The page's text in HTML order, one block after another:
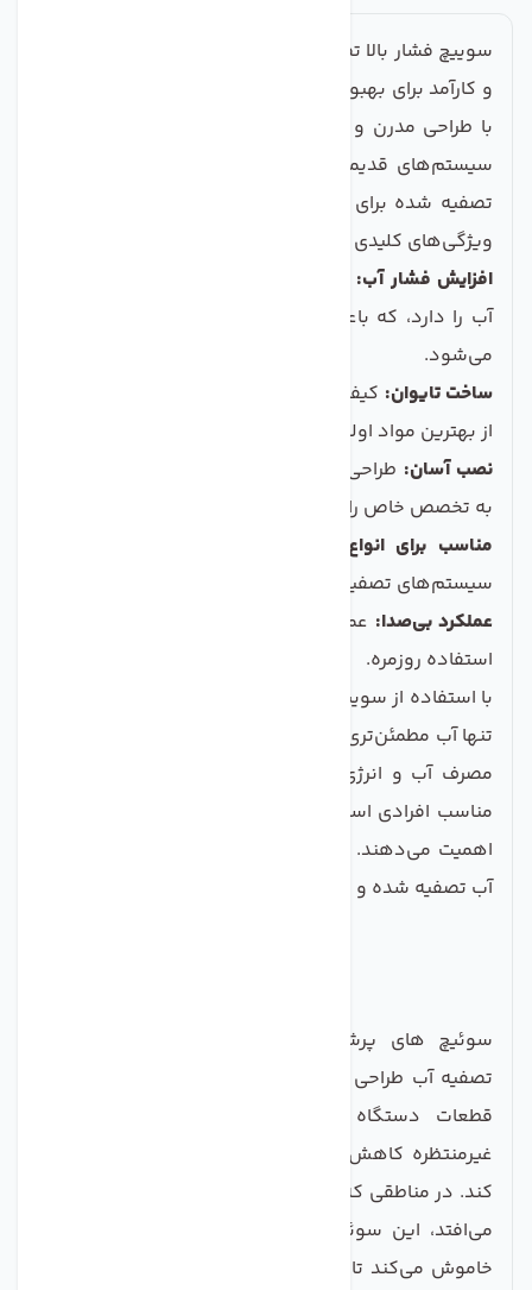
سوییچ فشار بالا تصفیه کننده آب تایوان، یک راه‌حل نوین
و کارآمد برای بهبود کیفیت آب شرب شماست. این سوییچ
با طراحی مدرن و تکنولوژی پیشرفته، به راحتی جایگزین
سیستم‌های قدیمی و ناکارآمد می‌شود و از آب سالم و
تصفیه شده برای خانواده‌ی شما اطمینان حاصل می‌کند.
ویژگی‌های کلیدی این محصول شامل موارد زیر است:
افزایش فشار آب:
آب را دارد، که باعث تقویت عملکرد سیستم‌های تصفیه
می‌شود.
ساخت تایوان: کیفیت و دوام بالا، ساخته شده با استفاده
از بهترین مواد اولیه.
نصب آسان: طراحی ساده، امکان نصب سریع و بدون نیاز
به تخصص خاص را فراهم می‌کند.
مناسب برای انواع سیستم‌ها:
سیستم‌های تصفیه آب خانگی و صنعتی.
عملکرد بی‌صدا: عملکرد نرم و بی‌صدا برای راحتی شما در
استفاده روزمره.
با استفاده از سوییچ فشار بالا تصفیه کننده آب تایوان، نه
تنها آب مطمئن‌تری خواهید داشت بلکه به صرفه‌جویی در
مصرف آب و انرژی نیز کمک خواهید کرد. این محصول
مناسب افرادی است که به کیفیت و سلامت خانواده‌شان
اهمیت می‌دهند. به سرعت این سوییچ را تهیه کنید و از
آب تصفیه شده و با کیفیت لذت ببرید!
سوئیچ های پرشرارگانیک به ویژه برای دستگاه‌های
تصفیه آب طراحی شده است تا از آسیب به پمپ و سایر
قطعات دستگاه در شرایطی که فشار آب به طور
غیرمنتظره کاهش می‌یابد یا آب قطع می‌شود، جلوگیری
کند. در مناطقی که قطع و وصل آب به صورت مکرر اتفاق
می‌افتد، این سوئیچ به طور خودکار پمپ تصفیه آب را
خاموش می‌کند تا از کارکرد بی‌مورد و آسیب به دستگاه